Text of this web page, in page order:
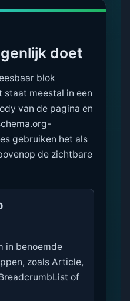
doet
blok
meestal in een
van de pagina en
gebruiken het als
de zichtbare
in benoemde
zoals Article,
of